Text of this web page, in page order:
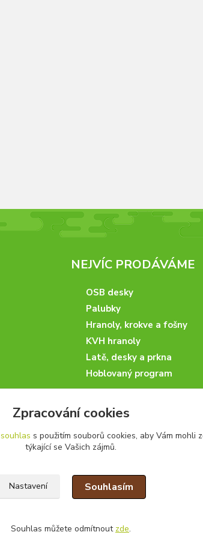
NEJVÍC PRODÁVÁME
OSB desky
Palubky
Hranoly, krokve a fošny
KVH hranoly
Latě, desky a prkna
Hoblovaný program
Zpracování cookies
souhlas s použitím souborů cookies, aby Vám mohli
týkající se Vašich zájmů.
Nastavení Souhlasím
Souhlas můžete odmítnout zde.